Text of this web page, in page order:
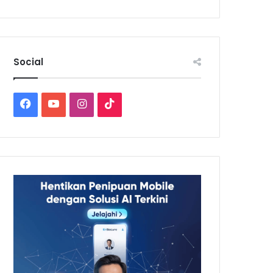
Social
Facebook
YouTubeInstagram